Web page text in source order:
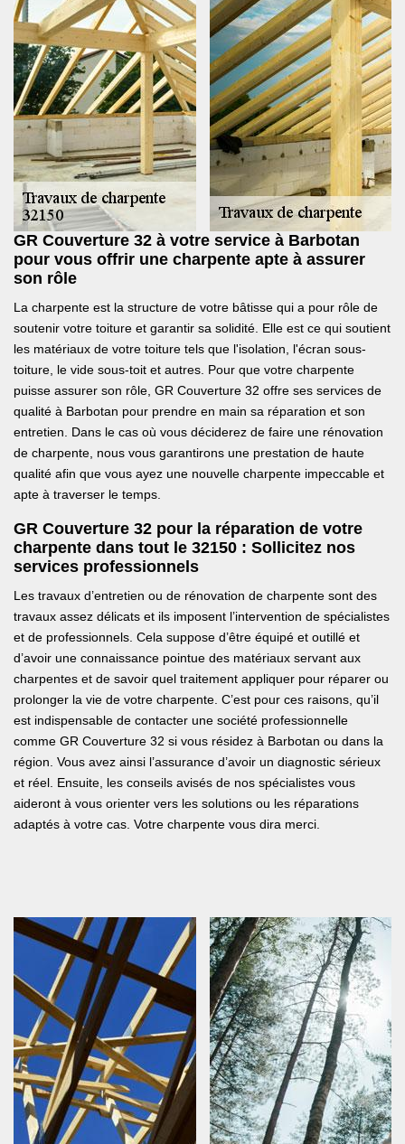
GR Couverture 32 à votre service à Barbotan
pour vous offrir une charpente apte à assurer
son rôle
La charpente est la structure de votre bâtisse qui a pour rôle de
soutenir votre toiture et garantir sa solidité. Elle est ce qui soutient
les matériaux de votre toiture tels que l'isolation, l'écran sous-
toiture, le vide sous-toit et autres. Pour que votre charpente
puisse assurer son rôle, GR Couverture 32 offre ses services de
qualité à Barbotan pour prendre en main sa réparation et son
entretien. Dans le cas où vous déciderez de faire une rénovation
de charpente, nous vous garantirons une prestation de haute
qualité afin que vous ayez une nouvelle charpente impeccable et
apte à traverser le temps.
GR Couverture 32 pour la réparation de votre
charpente dans tout le 32150 : Sollicitez nos
services professionnels
Les travaux d’entretien ou de rénovation de charpente sont des
travaux assez délicats et ils imposent l’intervention de spécialistes
et de professionnels. Cela suppose d’être équipé et outillé et
d’avoir une connaissance pointue des matériaux servant aux
charpentes et de savoir quel traitement appliquer pour réparer ou
prolonger la vie de votre charpente. C’est pour ces raisons, qu’il
est indispensable de contacter une société professionnelle
comme GR Couverture 32 si vous résidez à Barbotan ou dans la
région. Vous avez ainsi l’assurance d’avoir un diagnostic sérieux
et réel. Ensuite, les conseils avisés de nos spécialistes vous
aideront à vous orienter vers les solutions ou les réparations
adaptés à votre cas. Votre charpente vous dira merci.